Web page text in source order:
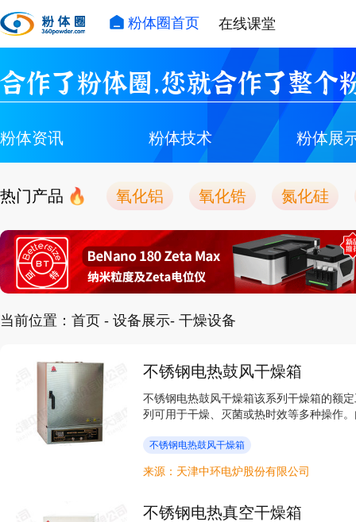
粉体圈首页 在线课堂
合作了粉体圈，您就合作了整个
粉体资讯 粉体技术 粉体展
热门产品 氧化铝 氧化锆 氮化硅
当前位置： 首页 - 设备展示- 干燥设备
不锈钢电热鼓风干燥箱
不锈钢电热鼓风干燥箱该系列干燥箱的额
列可用于干燥、灭菌或热时效等多种操作
不锈钢电热鼓风干燥箱
鼓风干燥箱
来源：天津中环电炉股份有限公司
不锈钢电热真空干燥箱